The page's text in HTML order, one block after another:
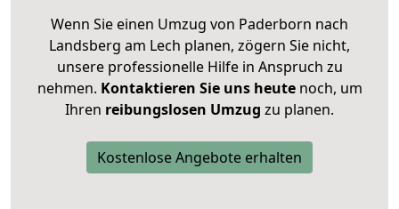
Wenn Sie einen Umzug von Paderborn nach
Landsberg am Lech planen, zögern Sie nicht,
unsere professionelle Hilfe in Anspruch zu
nehmen. Kontaktieren Sie uns heutenoch, um
Ihren reibungslosen Umzug zu planen.
Kostenlose Angebote erhalten